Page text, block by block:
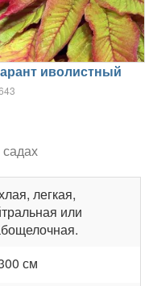
иволистный
легкая,
или
см